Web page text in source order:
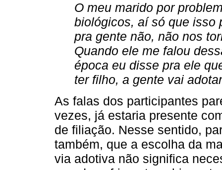
O meu marido por
biológicos, aí só que isso
pra gente não, não nos
Quando ele me falou
época eu disse pra ele
ter filho, a gente vai
As falas dos participantes
vezes, já estaria presente
de filiação. Nesse sentido,
também, que a escolha da
via adotiva não significa